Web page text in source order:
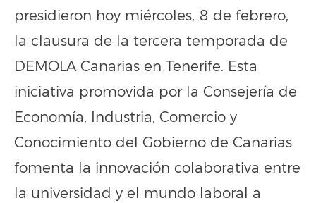
presidieron hoy miércoles, 8 de febrero,
la clausura de la tercera temporada de
DEMOLA Canarias en Tenerife. Esta
iniciativa promovida por la Consejería de
Economía, Industria, Comercio y
Conocimiento del Gobierno de Canarias
fomenta la innovación colaborativa entre
la universidad y el mundo laboral a